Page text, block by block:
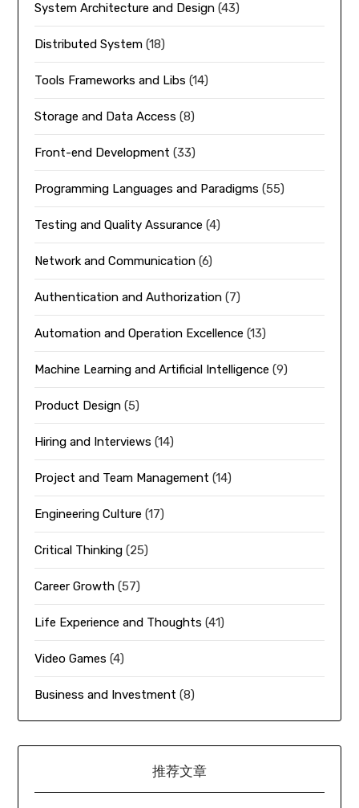
System Architecture and Design (43)
Distributed System (18)
Tools Frameworks and Libs (14)
Storage and Data Access (8)
Front-end Development (33)
Programming Languages and Paradigms (55)
Testing and Quality Assurance (4)
Network and Communication (6)
Authentication and Authorization (7)
Automation and Operation Excellence (13)
Machine Learning and Artificial Intelligence (9)
Product Design (5)
Hiring and Interviews (14)
Project and Team Management (14)
Engineering Culture (17)
Critical Thinking (25)
Career Growth (57)
Life Experience and Thoughts (41)
Video Games (4)
Business and Investment (8)
推荐文章